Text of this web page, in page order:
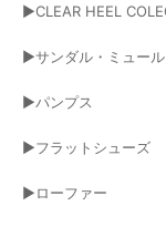
▶CLEAR HEEL
▶サンダル・ミュール
▶パンプス
▶フラットシューズ
▶ローファー